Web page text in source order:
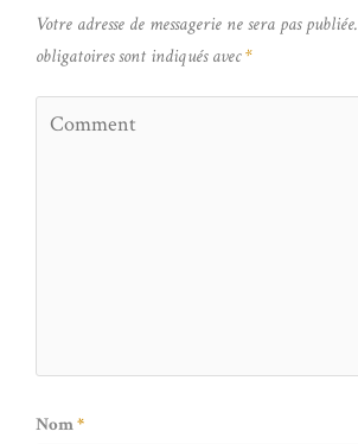
Votre adresse de messagerie ne sera pas publiée.
obligatoires sont indiqués avec*
Nom*